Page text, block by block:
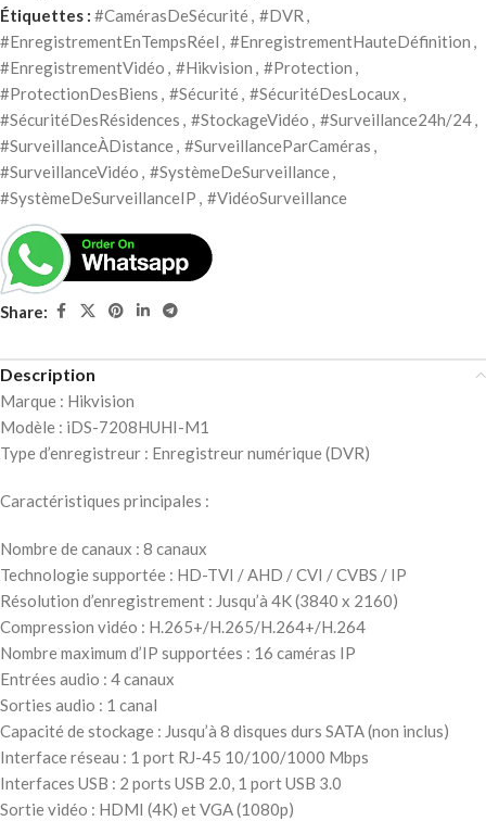
Étiquettes : #CamérasDeSécurité , #DVR ,
#EnregistrementEnTempsRéel , #EnregistrementHauteDéfinition ,
#EnregistrementVidéo , #Hikvision , #Protection ,
#ProtectionDesBiens , #Sécurité , #SécuritéDesLocaux ,
#SécuritéDesRésidences , #StockageVidéo , #Surveillance24h/24,
#SurveillanceÀDistance, #SurveillanceParCaméras ,
#SurveillanceVidéo , #SystèmeDeSurveillance,
#SystèmeDeSurveillanceIP , #VidéoSurveillance
Share:
Description
Marque : Hikvision
Modèle : iDS-7208HUHI-M1
Type d’enregistreur : Enregistreur numérique (DVR)
Caractéristiques principales :
Nombre de canaux : 8 canaux
Technologie supportée : HD-TVI / AHD / CVI / CVBS / IP
Résolution d’enregistrement : Jusqu’à 4K (3840 x 2160)
Compression vidéo : H.265+/H.265/H.264+/H.264
Nombre maximum d’IP supportées : 16 caméras IP
Entrées audio : 4 canaux
Sorties audio : 1 canal
Capacité de stockage : Jusqu’à 8 disques durs SATA (non inclus)
Interface réseau : 1 port RJ-45 10/100/1000 Mbps
Interfaces USB : 2 ports USB 2.0, 1 port USB 3.0
Sortie vidéo : HDMI (4K) et VGA (1080p)